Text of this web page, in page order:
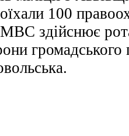
100
здійснює